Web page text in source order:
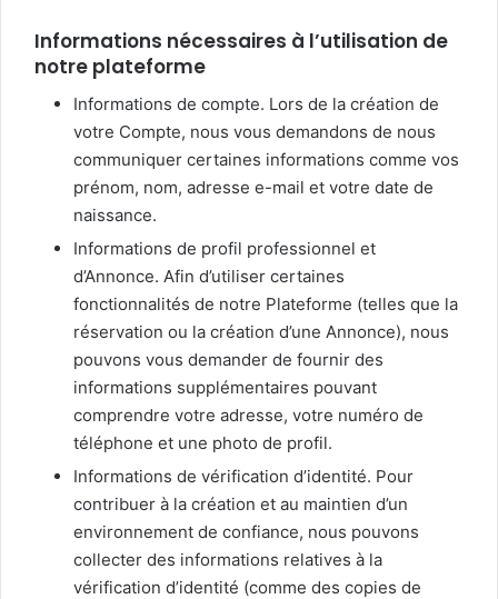
Informations nécessaires à l’utilisation de
notre plateforme
Informations de compte. Lors de la création de
votre Compte, nous vous demandons de nous
communiquer certaines informations comme vos
prénom, nom, adresse e-mail et votre date de
naissance.
Informations de profil professionnel et
d’Annonce. Afin d’utiliser certaines
fonctionnalités de notre Plateforme (telles que la
réservation ou la création d’une Annonce), nous
pouvons vous demander de fournir des
informations supplémentaires pouvant
comprendre votre adresse, votre numéro de
téléphone et une photo de profil.
Informations de vérification d’identité. Pour
contribuer à la création et au maintien d’un
environnement de confiance, nous pouvons
collecter des informations relatives à la
vérification d’identité (comme des copies de